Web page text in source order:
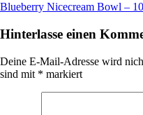
Blueberry Nicecream Bowl –
Hinterlasse einen
Deine E-Mail-Adresse wird
sind mit * markiert